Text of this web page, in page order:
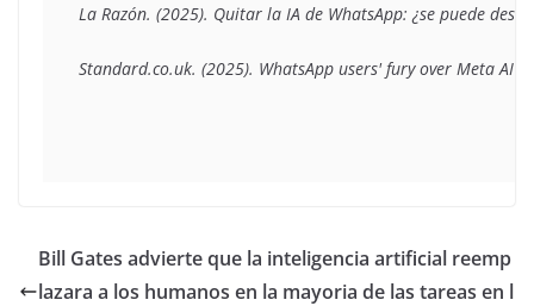
La Razón. (2025). Quitar la IA de WhatsApp: ¿se puede
Bill Gates advierte que la inteligencia artificial reemp
lazara a los humanos en la mayoria de las tareas en l